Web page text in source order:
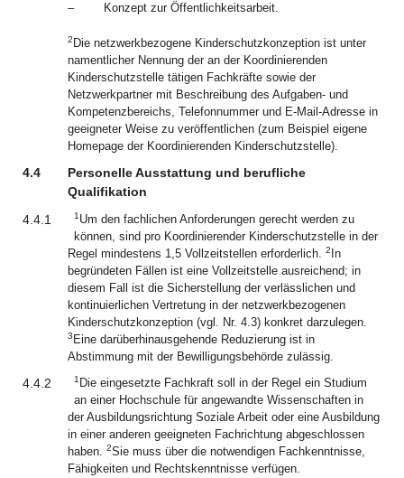
–
Konzept zur Öffentlichkeitsarbeit.
2 Die netzwerkbezogene Kinderschutzkonzeption ist unter
namentlicher Nennung der an der Koordinierenden
Kinderschutzstelle tätigen Fachkräfte sowie der
Netzwerkpartner mit Beschreibung des Aufgaben- und
Kompetenzbereichs, Telefonnummer und E-Mail-Adresse in
geeigneter Weise zu veröffentlichen (zum Beispiel eigene
Homepage der Koordinierenden Kinderschutzstelle).
4.4
Personelle Ausstattung und berufliche
Qualifikation
4.4.1
1Um den fachlichen Anforderungen gerecht werden zu
können, sind pro Koordinierender Kinderschutzstelle in der
Regel mindestens 1,5 Vollzeitstellen erforderlich. 2 In
begründeten Fällen ist eine Vollzeitstelle ausreichend; in
diesem Fall ist die Sicherstellung der verlässlichen und
kontinuierlichen Vertretung in der netzwerkbezogenen
Kinderschutzkonzeption (vgl. Nr. 4.3) konkret darzulegen.
3 Eine darüberhinausgehende Reduzierung ist in
Abstimmung mit der Bewilligungsbehörde zulässig.
4.4.2 1 Die eingesetzte Fachkraft soll in der Regel ein Studium
an einer Hochschule für angewandte Wissenschaften in
der Ausbildungsrichtung Soziale Arbeit oder eine Ausbildung
in einer anderen geeigneten Fachrichtung abgeschlossen
haben. 2Sie muss über die notwendigen Fachkenntnisse,
Fähigkeiten und Rechtskenntnisse verfügen.